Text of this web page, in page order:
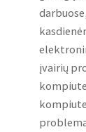
įvairių